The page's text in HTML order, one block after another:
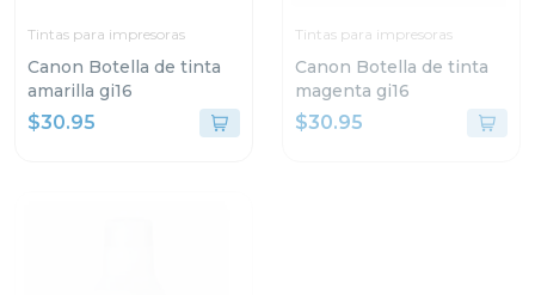
Tintas para impresoras
Canon Botella de tinta
amarilla gi16
$30.95
Tintas para impresoras
Canon Botella de tinta
magenta gi16
$30.95